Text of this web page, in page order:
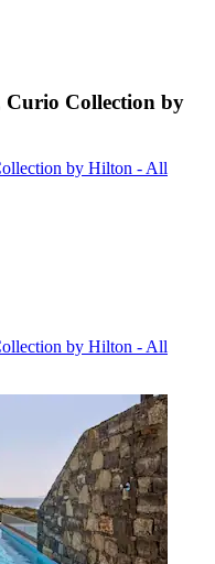
Curio Collection by
by Hilton - All
by Hilton - All